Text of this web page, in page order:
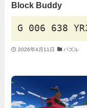
Block Buddy
G 006 638
2026年4月11日 パズル